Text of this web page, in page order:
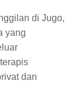
di Jugo,
yang
dan